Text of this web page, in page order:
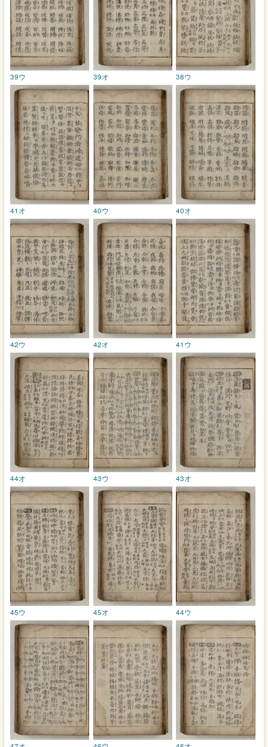
38ウ
39オ
39ウ
40オ
40ウ
41オ
41ウ
42オ
42ウ
43オ
43ウ
44オ
44ウ
45オ
45ウ